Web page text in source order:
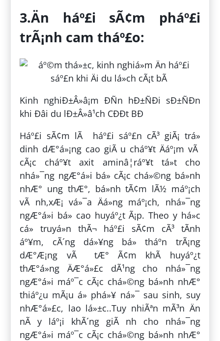
3.Än háº£i sÃ¢m pháº£i
trÃ¡nh cam tháº£o:
Kinh nghiÐ±Â»â¡m ÐÑn hÐ±ÑÐi sÐ±ÑÐn
khi Ðâi du lÐ±Â»â¹ch CÐÐt BÐ
Háº£i sÃ¢m lÃ háº£i sáº£n cÃ³ giÃ¡ trá»
dinh dÆ°á»¡ng cao giÃ u cháº¥t Äáº¡m vÃ
cÃ¡c cháº¥t axit aminâ¦ráº¥t tá»t cho
nhá»¯ng ngÆ°á»i bá» cÃ¡c chá»©ng bá»nh
nhÆ° ung thÆ°, bá»nh tÃ¢m lÃ½ máº¡ch
vÃ nh,xÆ¡ vá»¯a Äá»ng máº¡ch, nhá»¯ng
ngÆ°á»i bá» cao huyáº¿t Ã¡p. Theo y há»c
cá» truyá»n thÃ¬ háº£i sÃ¢m cÃ³ tÃ­nh
áº¥m, cÃ´ng dá»¥ng bá» tháº­n trÃ¡ng
dÆ°Æ¡ng vÃ tÆ° Ã¢m khÃ­ huyáº¿t
thÆ°á»ng ÄÆ°á»£c dÃ¹ng cho nhá»¯ng
ngÆ°á»i máº¯c cÃ¡c chá»©ng bá»nh nhÆ°
thiáº¿u mÃ¡u á» phá»¥ ná»¯ sau sinh, suy
nhÆ°á»£c, lao lá»±c..Tuy nhiÃªn mÃ³n Än
nÃ y láº¡i khÃ´ng giÃ nh cho nhá»¯ng
ngÆ°á»i máº¯c cÃ¡c chá»©ng bá»nh nhÆ°